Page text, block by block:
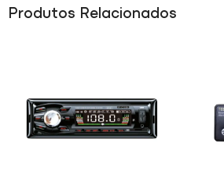
Produtos Relacionados